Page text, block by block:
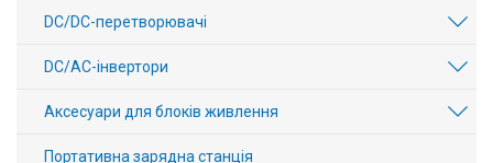
DC/DC-перетворювачі
DC/AC-інвертори
Аксесуари для блоків живлення
Портативна зарядна станція